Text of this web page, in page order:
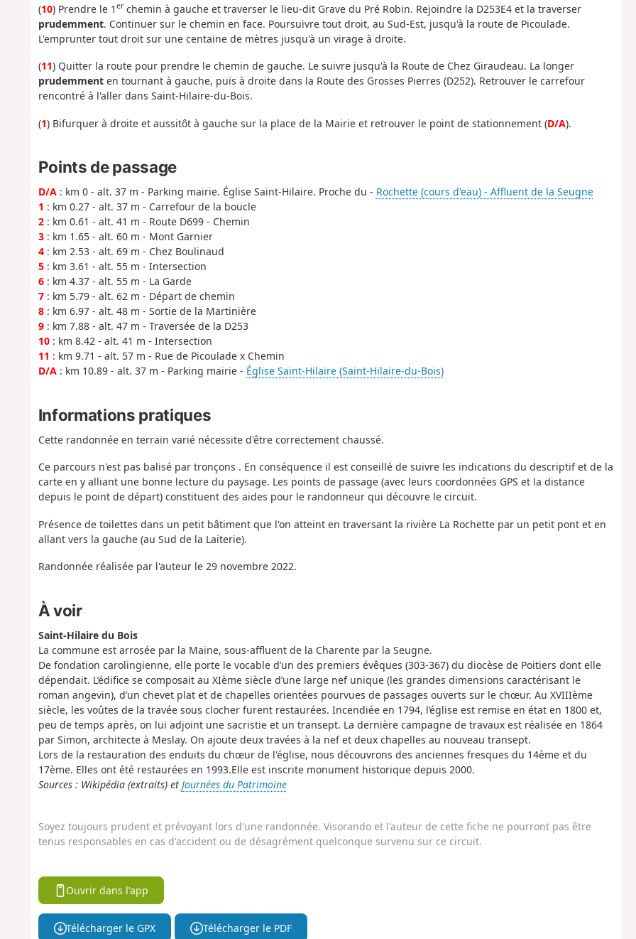
(10) Prendre le 1 erchemin à gauche et traverser le lieu-dit Grave du Pré Robin. Rejoindre la D253E4 et la traverser
prudemment. Continuer sur le chemin en face. Poursuivre tout droit, au Sud-Est, jusqu'à la route de Picoulade.
L'emprunter tout droit sur une centaine de mètres jusqu'à un virage à droite.
(11) Quitter la route pour prendre le chemin de gauche. Le suivre jusqu'à la Route de Chez Giraudeau. La longer
prudemmenten tournant à gauche, puis à droite dans la Route des Grosses Pierres (D252). Retrouver le carrefour
rencontré à l'aller dans Saint-Hilaire-du-Bois.
(1) Bifurquer à droite et aussitôt à gauche sur la place de la Mairie et retrouver le point de stationnement (D/A).
Points de passage
D/A: km 0 - alt. 37 m - Parking mairie. Église Saint-Hilaire. Proche du - Rochette (cours d'eau) - Affluent de la Seugne
1 : km 0.27 - alt. 37 m - Carrefour de la boucle
2: km 0.61 - alt. 41 m - Route D699 - Chemin
3: km 1.65 - alt. 60 m - Mont Garnier
4: km 2.53 - alt. 69 m - Chez Boulinaud
5: km 3.61 - alt. 55 m - Intersection
6: km 4.37 - alt. 55 m - La Garde
7: km 5.79 - alt. 62 m - Départ de chemin
8: km 6.97 - alt. 48 m - Sortie de la Martinière
9: km 7.88 - alt. 47 m - Traversée de la D253
10: km 8.42 - alt. 41 m - Intersection
11 : km 9.71 - alt. 57 m - Rue de Picoulade x Chemin
D/A: km 10.89 - alt. 37 m - Parking mairie - Église Saint-Hilaire (Saint-Hilaire-du-Bois)
Informations pratiques
Cette randonnée en terrain varié nécessite d'être correctement chaussé.
Ce parcours n'est pas balisé par tronçons . En conséquence il est conseillé de suivre les indications du descriptif et de la
carte en y alliant une bonne lecture du paysage. Les points de passage (avec leurs coordonnées GPS et la distance
depuis le point de départ) constituent des aides pour le randonneur qui découvre le circuit.
Présence de toilettes dans un petit bâtiment que l'on atteint en traversant la rivière La Rochette par un petit pont et en
allant vers la gauche (au Sud de la Laiterie).
Randonnée réalisée par l'auteur le 29 novembre 2022.
À voir
Saint-Hilaire du Bois
La commune est arrosée par la Maine, sous-affluent de la Charente par la Seugne.
De fondation carolingienne, elle porte le vocable d’un des premiers évêques (303-367) du diocèse de Poitiers dont elle
dépendait. L’édifice se composait au XIème siècle d’une large nef unique (les grandes dimensions caractérisant le
roman angevin), d’un chevet plat et de chapelles orientées pourvues de passages ouverts sur le chœur. Au XVIIIème
siècle, les voûtes de la travée sous clocher furent restaurées. Incendiée en 1794, l’église est remise en état en 1800 et,
peu de temps après, on lui adjoint une sacristie et un transept. La dernière campagne de travaux est réalisée en 1864
par Simon, architecte à Meslay. On ajoute deux travées à la nef et deux chapelles au nouveau transept.
Lors de la restauration des enduits du chœur de l'église, nous découvrons des anciennes fresques du 14ème et du
17ème. Elles ont été restaurées en 1993.Elle est inscrite monument historique depuis 2000.
Sources : Wikipédia (extraits) et Journées du Patrimoine
Soyez toujours prudent et prévoyant lors d'une randonnée. Visorando et l'auteur de cette fiche ne pourront pas être
tenus responsables en cas d'accident ou de désagrément quelconque survenu sur ce circuit.
Ouvrir dans l'app
Télécharger le GPX Télécharger le PDF